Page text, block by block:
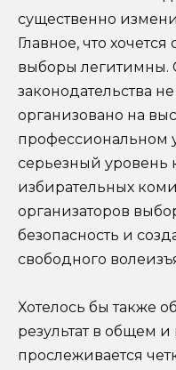
существенно
Главное, что
выборы легитимны.
законодательства
организовано на
профессиональном
серьезный уровень
избирательных
организаторов
безопасность и
свободного
Хотелось бы также
результат в общем
прослеживается